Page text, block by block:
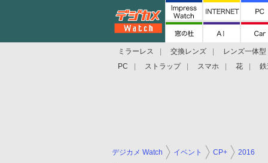
ミラーレス 交換レンズ
レンズ一体
PC
ストラップ スマホ 花
デジカメ Watch イベント CP+ 2016